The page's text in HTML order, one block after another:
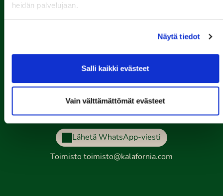
heidän palvelujaan.
Näytä tiedot
Salli kaikki evästeet
Vain välttämättömät evästeet
Kalaforniantie 178, 28100 Pori
050 574 4975
Lähetä WhatsApp-viesti
Toimisto toimisto@kalafornia.com